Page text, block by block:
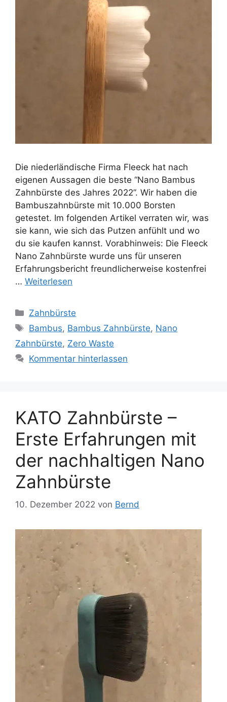
Die niederländische Firma Fleeck hat nach
eigenen Aussagen die beste “Nano Bambus
Zahnbürste des Jahres 2022”. Wir haben die
Bambuszahnbürste mit 10.000 Borsten
getestet. Im folgenden Artikel verraten wir, was
sie kann, wie sich das Putzen anfühlt und wo
du sie kaufen kannst. Vorabhinweis: Die Fleeck
Nano Zahnbürste wurde uns für unseren
Erfahrungsbericht freundlicherweise kostenfrei
… Weiterlesen
Kategorien
Zahnbürste
Schlagwörter
Bambus, Bambus Zahnbürste, Nano
Zahnbürste, Zero Waste
Kommentar hinterlassen
KATO Zahnbürste –
Erste Erfahrungen mit
der nachhaltigen Nano
Zahnbürste
10. Dezember 2022 von Bernd